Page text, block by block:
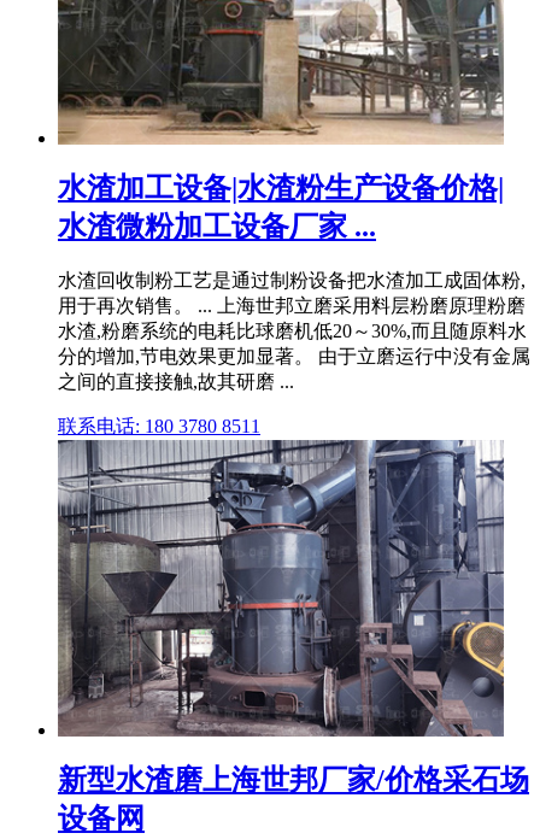
水渣加工设备|水渣粉生产设备价格|
水渣微粉加工设备厂家 ...
水渣回收制粉工艺是通过制粉设备把水渣加工成固体粉,
用于再次销售。 ... 上海世邦立磨采用料层粉磨原理粉磨
水渣,粉磨系统的电耗比球磨机低20～30%,而且随原料水
分的增加,节电效果更加显著。 由于立磨运行中没有金属
之间的直接接触,故其研磨 ...
联系电话: 180 3780 8511
新型水渣磨上海世邦厂家/价格采石场
设备网